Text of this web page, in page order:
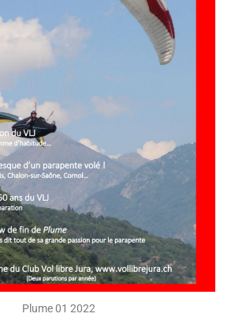
Plume 01 2022